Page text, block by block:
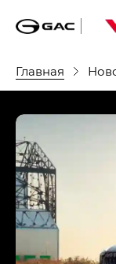
Главная